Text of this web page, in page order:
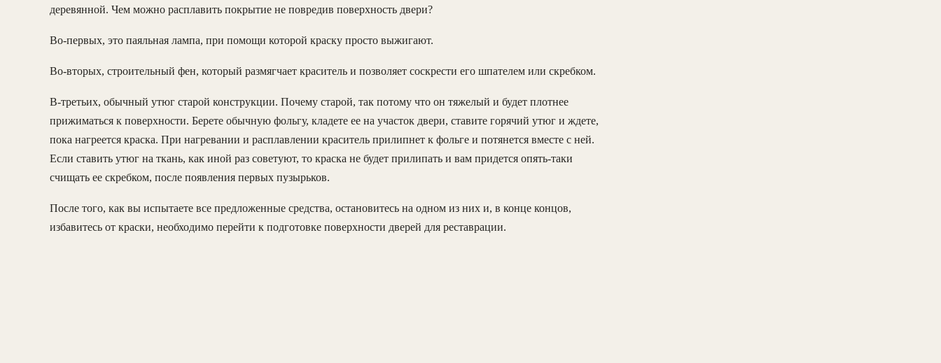
деревянной. Чем можно расплавить покрытие не повредив поверхность двери?
Во-первых, это паяльная лампа, при помощи которой краску просто выжигают.
Во-вторых, строительный фен, который размягчает краситель и позволяет соскрести его шпателем или скребком.
В-третьих, обычный утюг старой конструкции. Почему старой, так потому что он тяжелый и будет плотнее
прижиматься к поверхности. Берете обычную фольгу, кладете ее на участок двери, ставите горячий утюг и ждете,
пока нагреется краска. При нагревании и расплавлении краситель прилипнет к фольге и потянется вместе с ней.
Если ставить утюг на ткань, как иной раз советуют, то краска не будет прилипать и вам придется опять-таки
счищать ее скребком, после появления первых пузырьков.
После того, как вы испытаете все предложенные средства, остановитесь на одном из них и, в конце концов,
избавитесь от краски, необходимо перейти к подготовке поверхности дверей для реставрации.